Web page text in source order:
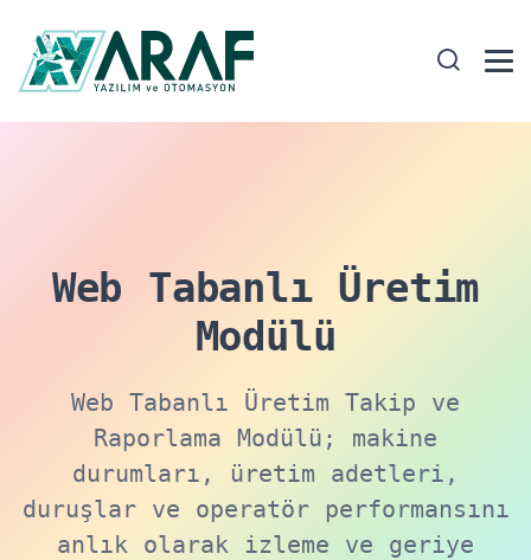
Web Tabanlı Üretim
Modülü
Web Tabanlı Üretim Takip ve
Raporlama Modülü; makine
durumları, üretim adetleri,
duruşlar ve operatör performansını
anlık olarak izleme ve geriye